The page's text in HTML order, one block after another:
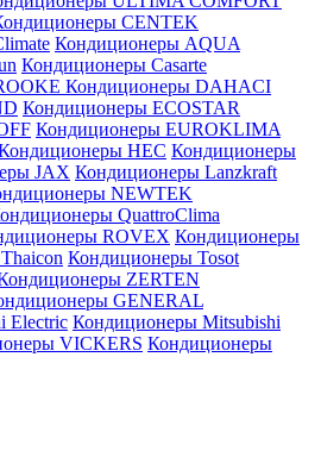
CENTEK
Кондиционеры AQUA
Кондиционеры Casarte
Кондиционеры DAHACI
Кондиционеры ECOSTAR
Кондиционеры EUROKLIMA
HEC Кондиционеры
JAX Кондиционеры Lanzkraft
NEWTEK
QuattroClima
ROVEX Кондиционеры
Кондиционеры Tosot
ZERTEN
GENERAL
Electric Кондиционеры Mitsubishi
VICKERS Кондиционеры